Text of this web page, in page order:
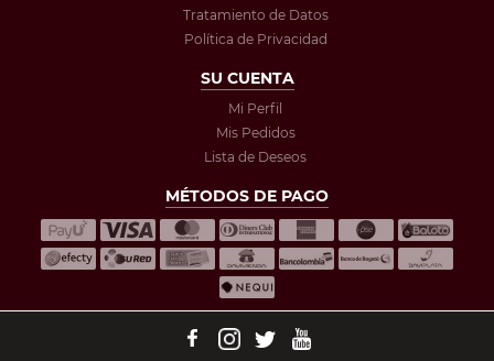
Tratamiento de Datos
Política de Privacidad
SU CUENTA
Mi Perfil
Mis Pedidos
Lista de Deseos
MÉTODOS DE PAGO